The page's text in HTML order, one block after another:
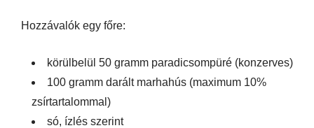
Hozzávalók egy főre:
körülbelül 50 gramm paradicsompüré (konzerves)
100 gramm darált marhahús (maximum 10%
zsírtartalommal)
só, ízlés szerint